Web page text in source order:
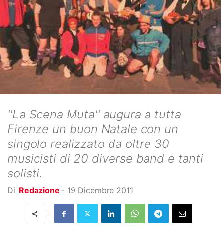
''La Scena Muta'' augura a tutta
Firenze un buon Natale con un
singolo realizzato da oltre 30
musicisti di 20 diverse band e tanti
solisti.
Di Redazione - 19 Dicembre 2011